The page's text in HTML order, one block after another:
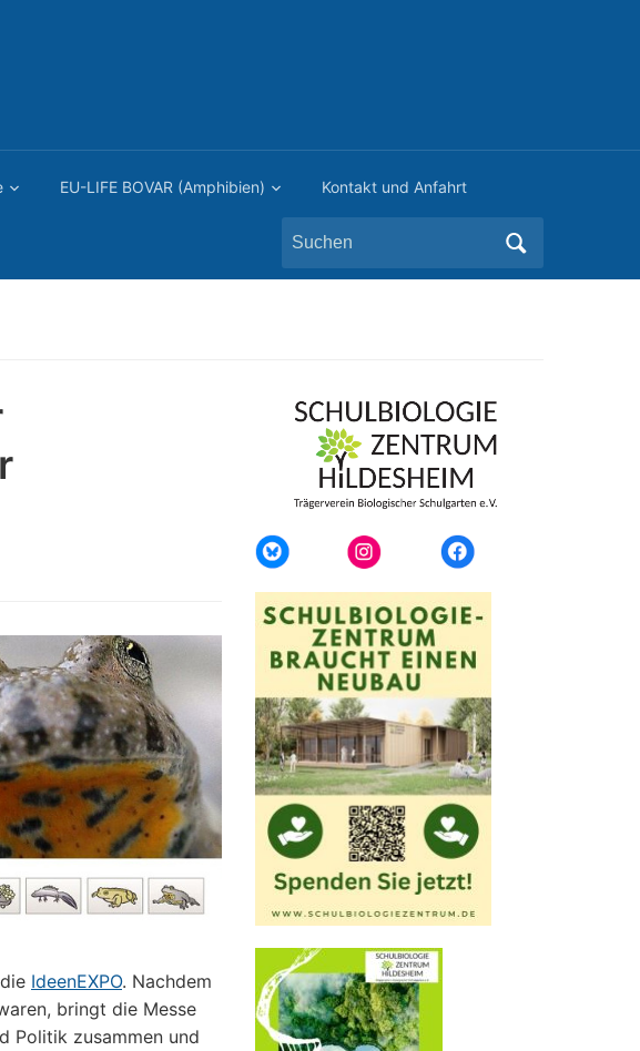
EU-LIFE BOVAR (Amphibien) Kontakt und Anfahrt
Search
for:
IdeenEXPO. Nachdem
bringt die Messe
Politik zusammen und